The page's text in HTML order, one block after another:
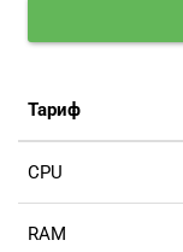
Тариф
CPU
RAM